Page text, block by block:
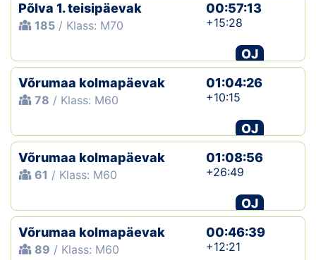
Põlva 1. teisipäevak
185 / Klass: M70
00:57:13
+15:28
OJ
Võrumaa kolmapäevak
78 / Klass: M60
01:04:26
+10:15
OJ
Võrumaa kolmapäevak
61 / Klass: M60
01:08:56
+26:49
OJ
Võrumaa kolmapäevak
89 / Klass: M60
00:46:39
+12:21